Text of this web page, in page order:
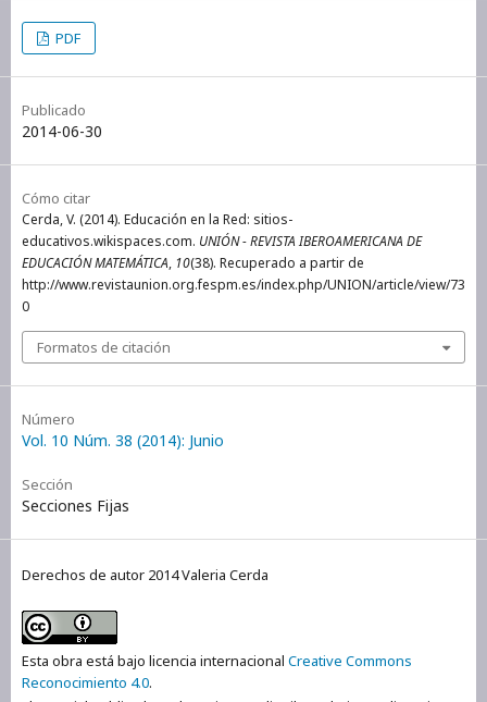
PDF
Publicado
2014-06-30
Cómo citar
Cerda, V. (2014). Educación en la Red: sitios-
educativos.wikispaces.com. UNIÓN - REVISTA IBEROAMERICANA DE
EDUCACIÓN MATEMÁTICA, 10(38). Recuperado a partir de
http://www.revistaunion.org.fespm.es/index.php/UNION/article/view/73
0
Formatos de citación
Número
Vol. 10 Núm. 38 (2014): Junio
Sección
Secciones Fijas
Derechos de autor 2014 Valeria Cerda
Esta obra está bajo licencia internacional Creative Commons
Reconocimiento 4.0.